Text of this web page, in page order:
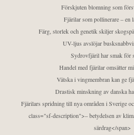
Förskjuten blomning som
Fjärilar som pollinerare – en
Färg, storlek och genetik skiljer
UV-ljus avslöjar
Sydrovfjäril har smak för
Handel med fjärilar omsätter
Vätska i vingmembran kan ge
Drastisk minskning av danska
Fjärilars spridning till nya områden i Sverige
class="sf-description">– betydelsen av
särdrag</span>